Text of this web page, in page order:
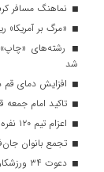
نماهنگ مسافر
«مرگ بر آمریکا»
رشته‌های
شد
افزایش دمای قم
تاکید امام
اعزام تیم ۱۲۰ نفره هلال‌احمر قم به کربلا
تجمع بانوان
دعوت ۳۴ ورزشکار به اردوهای تیم ملی